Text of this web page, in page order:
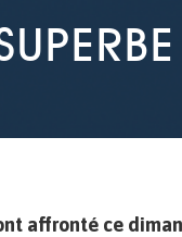
affronté ce